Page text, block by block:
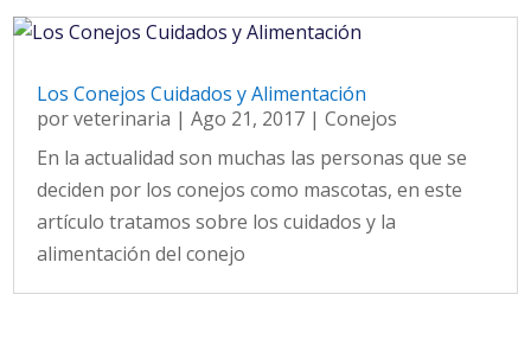
Los Conejos Cuidados y Alimentación
porveterinaria |Ago 21, 2017 |Conejos
En la actualidad son muchas las personas que se
deciden por los conejos como mascotas, en este
artículo tratamos sobre los cuidados y la
alimentación del conejo